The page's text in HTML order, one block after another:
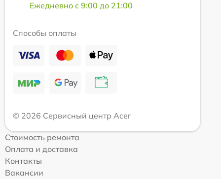
Ежедневно с 9:00 до 21:00
Способы оплаты
© 2026 Сервисный центр Acer
Стоимость ремонта
Оплата и доставка
Контакты
Вакансии